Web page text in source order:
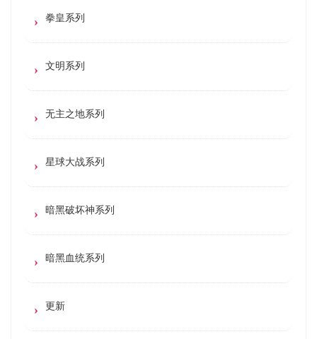
拳皇系列
文明系列
无主之地系列
星球大战系列
暗黑破坏神系列
暗黑血统系列
更新